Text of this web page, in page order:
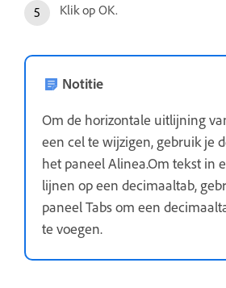
Klik op OK.
Notitie
Om de horizontale uitlijning
een cel te wijzigen, gebruik je
het paneel Alinea.Om tekst in
lijnen op een decimaaltab,
paneel Tabs om een
te voegen.